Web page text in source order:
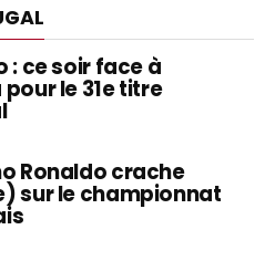
: ce soir face à
le 31e titre
Ronaldo crache
sur le championnat